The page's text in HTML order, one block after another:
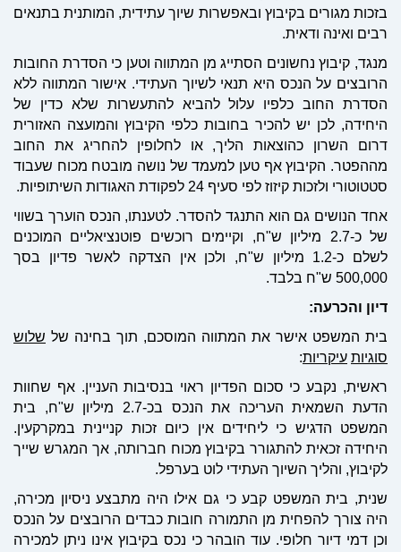
בזכות מגורים בקיבוץ ובאפשרות שיוך עתידית, המותנית בתנאים
רבים ואינה ודאית.
מנגד, קיבוץ נחשונים הסתייג מן המתווה וטען כי הסדרת החובות
הרובצים על הנכס היא תנאי לשיוך העתידי. אישור המתווה ללא
הסדרת החוב כלפיו עלול להביא להתעשרות שלא כדין של
היחידה, לכן יש להכיר בחובות כלפי הקיבוץ והמועצה האזורית
דרום השרון כהוצאות הליך, או לחלופין להחריג את החוב
מההפטר. הקיבוץ אף טען למעמד של נושה מובטח מכוח שעבוד
סטטוטורי ולזכות קיזוז לפי סעיף 24 לפקודת האגודות השיתופיות.
אחד הנושים גם הוא התנגד להסדר. לטענתו, הנכס הוערך בשווי
של כ-2.7 מיליון ש"ח, וקיימים רוכשים פוטנציאליים המוכנים
לשלם כ-1.2 מיליון ש"ח, ולכן אין הצדקה לאשר פדיון בסך
500,000 ש"ח בלבד.
דיון והכרעה:
בית המשפט אישר את המתווה המוסכם, תוך בחינה של שלוש
סוגיות עיקריות:
ראשית, נקבע כי סכום הפדיון ראוי בנסיבות העניין. אף שחוות
הדעת השמאית העריכה את הנכס בכ-2.7 מיליון ש"ח, בית
המשפט הדגיש כי ליחידים אין כיום זכות קניינית במקרקעין.
היחידה זכאית להתגורר בקיבוץ מכוח חברותה, אך המגרש שייך
לקיבוץ, והליך השיוך העתידי לוט בערפל.
שנית, בית המשפט קבע כי גם אילו היה מתבצע ניסיון מכירה,
היה צורך להפחית מן התמורה חובות כבדים הרובצים על הנכס
וכן דמי דיור חלופי. עוד הובהר כי נכס בקיבוץ אינו ניתן למכירה